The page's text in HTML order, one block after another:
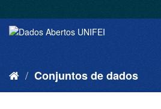
Conjuntos de dados